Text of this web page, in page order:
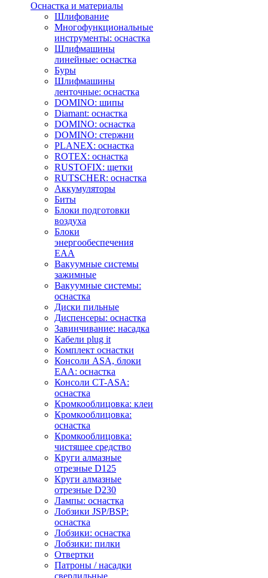
Оснастка и материалы
Шлифование
Многофункциональные
инструменты: оснастка
Шлифмашины
линейные: оснастка
Буры
Шлифмашины
ленточные: оснастка
DOMINO: шипы
Diamant: оснастка
DOMINO: оснастка
DOMINO: стержни
PLANEX: оснастка
ROTEX: оснастка
RUSTOFIX: щетки
RUTSCHER: оснастка
Аккумуляторы
Биты
Блоки подготовки
воздуха
Блоки
энергообеспечения
EAA
Вакуумные системы
зажимные
Вакуумные системы:
оснастка
Диски пильные
Диспенсеры: оснастка
Завинчивание: насадка
Кабели plug it
Комплект оснастки
Консоли ASA, блоки
EAA: оснастка
Консоли CT-ASA:
оснастка
Кромкооблицовка: клеи
Кромкооблицовка:
оснастка
Кромкооблицовка:
чистящее средство
Круги алмазные
отрезные D125
Круги алмазные
отрезные D230
Лампы: оснастка
Лобзики JSP/BSP:
оснастка
Лобзики: оснастка
Лобзики: пилки
Отвертки
Патроны / насадки
сверлильные